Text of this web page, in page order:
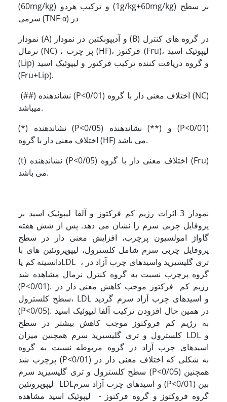
(60mg/kg) و ترکیب هردو (1g/kg+60mg/kg) بر سطح
سرمی (TNF-α) در
نمودار (A) و آدیپونکتین در نمودار (B) در گروه های کنترل
نرمال (NC) ، پر چرب (HF)، فرکتوز (Fru)، لیپوئیک اسید
(Lip) و گروه دریافت کننده ترکیب فرکتور و لیپوئیک اسید
(Fru+Lip).
(##) نشاندهنده (P<0/01) اختلاف معنی دار با گروه (NC)
می‍باشد.
(*) نشاندهنده (P<0/05) و (**) نشاندهنده (P<0/01)
اختلاف معنی دار با گروه (HF) می باشد.
(t) نشاندهنده (P<0/05) اختلاف معنی دار با گروه (Fru)
می باشد.
نمودار 3 اثرات رژیم کم فرکتوز و آلفا لیپوئیک اسید بر
پروفایل چربی سرم را نشان می دهد. پس از شش هفته
گاواژ امولسیون پرچرب، افزایش معنی دار در سطح
پروفایل چربی سرم شامل کلسترول، لیپوپروتئین های با
دانسیته کم یاLDL ، تری گلیسیرید واسیدهای چرب آزاد در
گروه پرچرب نسبت به گروه کنترل نرمال مشاهده شد
(P<0/01). رژیم کم فرکتوز موجب کاهش معنی دار در
سطح کلسترول، LDL و اسیدهای چرب آزاد سرم گردید
(P<0/05). در همین حال افزودن ترکیب آلفا لیپوئیک اسید
به رژیم کم فروکتوز موجب کاهش بیشتر در سطح
کلسترول و تری گلیسیرید سرم همچنین میزان LDL و
اسیدهای چرب آزاد در گروه مربوطه نسبت به گروه
پرچرب شد (P<0/01) به شکلی که اختلاف معنی دار در
سطح کلسترول و تری گلیسیرید سرم (P<0/05) همچنین
لیپوپروتئین LDLو اسیدهای چرب آزاد سرم (P<0/01) بین
گروه فروکتوز و گروه فرکتوز - لیپوئیک اسید مشاهده